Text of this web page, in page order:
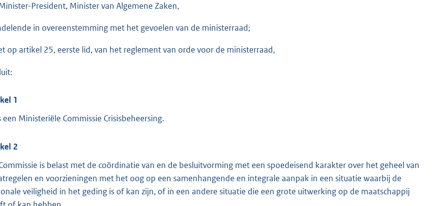
g
4
K
b
President, Minister van Algemene Zaken,
in overeenstemming met het gevoelen van de ministerraad;
op artikel 25, eerste lid, van het reglement van orde voor de ministerraad,
1
een Ministeriële Commissie Crisisbeheersing.
2
is belast met de coördinatie van en de besluitvorming met een spoedeisend karakter over het geheel van
en voorzieningen met het oog op een samenhangende en integrale aanpak in een situatie waarbij de
veiligheid in het geding is of kan zijn, of in een andere situatie die een grote uitwerking op de maatschappij